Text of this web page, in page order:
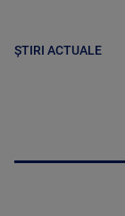
ȘTIRI ACTUALE